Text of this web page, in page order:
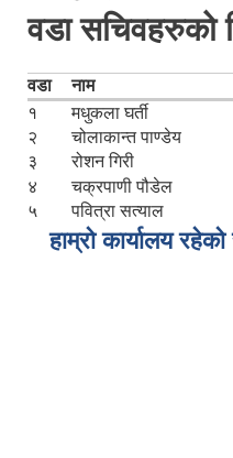
वडा सचिवहरुको
वडा नाम
१
मधुकला घर्ती
२
चोलाकान्त पाण्डेय
३
रोशन गिरी
४
चक्रपाणी पौडेल
५
पवित्रा सत्याल
हाम्रो कार्यालय